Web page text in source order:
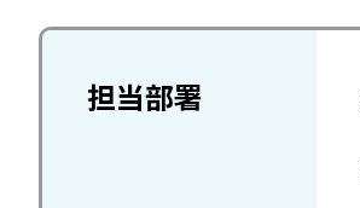
担当部署